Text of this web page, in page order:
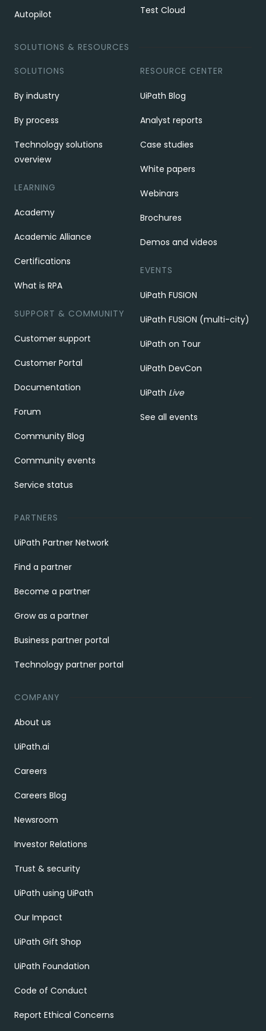
Autopilot Test Cloud
SOLUTIONS & RESOURCES
SOLUTIONS
By industry
By process
Technology solutions
overview
LEARNING
Academy
Academic Alliance
Certifications
What is RPA
SUPPORT & COMMUNITY
Customer support
Customer Portal
Documentation
Forum
Community Blog
Community events
Service status
RESOURCE CENTER
UiPath Blog
Analyst reports
Case studies
White papers
Webinars
Brochures
Demos and videos
EVENTS
UiPath FUSION
UiPath FUSION (multi-city)
UiPath on Tour
UiPath DevCon
UiPath Live
See all events
PARTNERS
UiPath Partner Network
Find a partner
Become a partner
Grow as a partner
Business partner portal
Technology partner portal
COMPANY
About us
UiPath.ai
Careers
Careers Blog
Newsroom
Investor Relations
Trust & security
UiPath using UiPath
Our Impact
UiPath Gift Shop
UiPath Foundation
Code of Conduct
Report Ethical Concerns